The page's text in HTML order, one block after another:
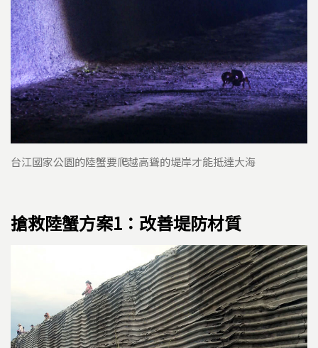
台江國家公園的陸蟹要爬越高聳的堤岸才能抵達大海
搶救陸蟹方案1：改善堤防材質